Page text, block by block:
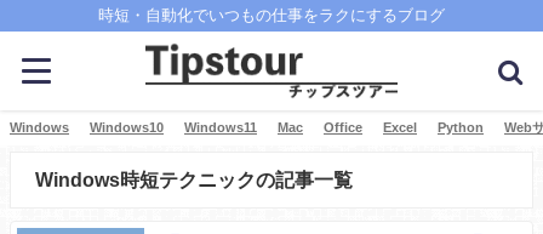
時短・自動化でいつもの仕事をラクにするブログ
Windows Windows10 Windows11 Mac Office Excel Python Web
Windows時短テクニックの記事一覧